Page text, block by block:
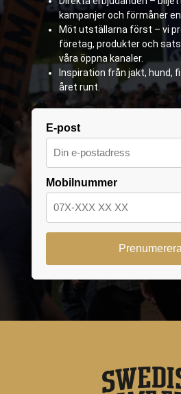
E-post
Mobilnummer
kampanjer och förmåner
Möt utställarna först – vi
företag, produkter och
våra öppna kanaler.
Inspiration från jakt, hund,
året runt.